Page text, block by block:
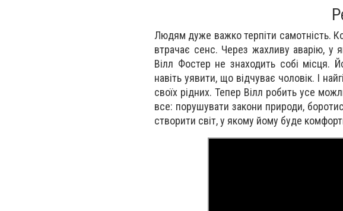
Людям дуже важко терпіти самотність.
втрачає сенс. Через жахливу аварію, у
Вілл Фостер не знаходить собі
навіть уявити, що відчуває чоловік. І
своїх рідних. Тепер Вілл робить усе
все: порушувати закони природи,
створити світ, у якому йому буде